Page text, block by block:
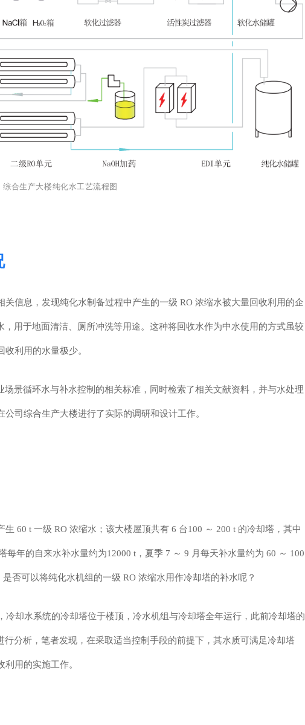
综合生产大楼纯化水工艺流程图
信息，发现纯化水制备过程中产生的一级 RO 浓缩水被大量回收利用的企
用于地面清洁、厕所冲洗等用途。这种将回收水作为中水使用的方式虽较
利用的水量极少。
景循环水与补水控制的相关标准，同时检索了相关文献资料，并与水处理
司综合生产大楼进行了实际的调研和设计工作。
生 60 t 一级 RO 浓缩水；该大楼屋顶共有 6 台100 ～ 200 t 的冷却塔，其中
每年的自来水补水量约为12000 t，夏季 7 ～ 9 月每天补水量约为 60 ～ 100
否可以将纯化水机组的一级 RO 浓缩水用作冷却塔的补水呢？
却水系统的冷却塔位于楼顶，冷水机组与冷却塔全年运行，此前冷却塔的
分析，笔者发现，在采取适当控制手段的前提下，其水质可满足冷却塔
利用的实施工作。